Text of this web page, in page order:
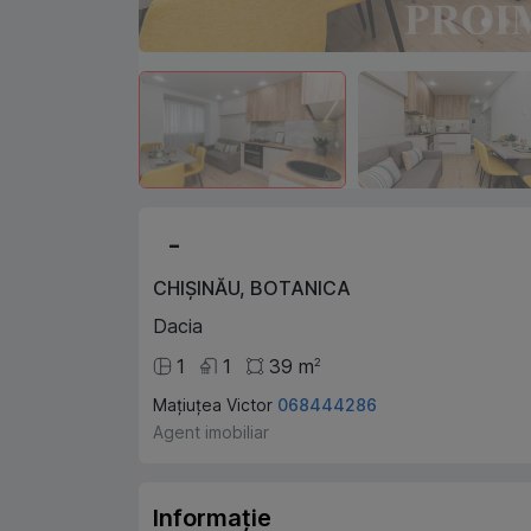
-
CHIȘINĂU, BOTANICA
Dacia
1
1 39 m2
Mațiuțea Victor 068444286
Agent imobiliar
Informație